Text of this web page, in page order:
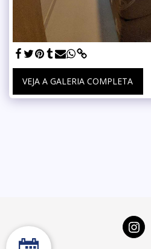
VEJA A GALERIA COMPLETA